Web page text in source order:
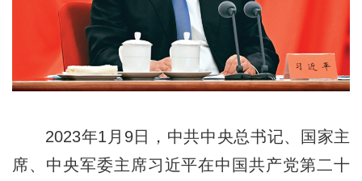
2023年1月9日，中共中央总书记、国家主
席、中央军委主席习近平在中国共产党第二十